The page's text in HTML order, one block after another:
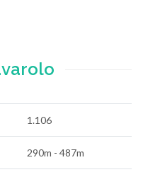
1.106
290m - 487m